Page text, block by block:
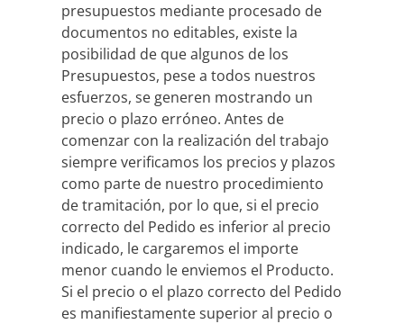
presupuestos mediante procesado de
documentos no editables, existe la
posibilidad de que algunos de los
Presupuestos, pese a todos nuestros
esfuerzos, se generen mostrando un
precio o plazo erróneo. Antes de
comenzar con la realización del trabajo
siempre verificamos los precios y plazos
como parte de nuestro procedimiento
de tramitación, por lo que, si el precio
correcto del Pedido es inferior al precio
indicado, le cargaremos el importe
menor cuando le enviemos el Producto.
Si el precio o el plazo correcto del Pedido
es manifiestamente superior al precio o